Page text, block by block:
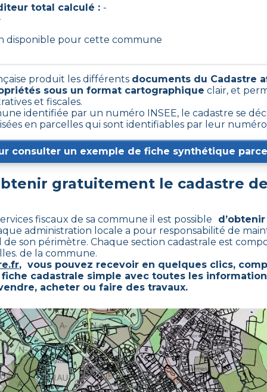
total calculé : -
disponible pour cette commune
produit les différents documents du Cadastre
sous un format cartographique clair, et
et fiscales.
identifiée par un numéro INSEE, le cadastre se
en parcelles qui sont identifiables par leur
consulter un exemple de fiche synthétique
gratuitement le cadastre
fiscaux de sa commune il est possible
administration locale a pour responsabilité de
son périmètre. Chaque section cadastrale est
de la commune.
, vous pouvez recevoir en quelques clics,
cadastrale simple avec toutes les
acheter ou faire des travaux.